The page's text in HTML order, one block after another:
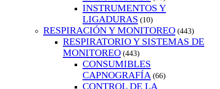
INSTRUMENTOS Y
LIGADURAS (10)
RESPIRACIÓN Y MONITOREO (443)
RESPIRATORIO Y SISTEMAS DE
MONITOREO (443)
CONSUMIBLES
CAPNOGRAFÍA (66)
CONTROL DE LA